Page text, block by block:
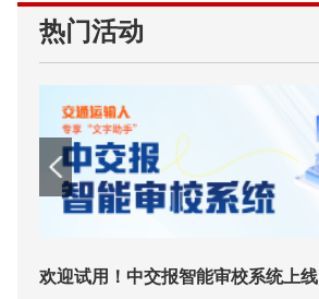
热门活动
欢迎试用！中交报智能审校系统上线